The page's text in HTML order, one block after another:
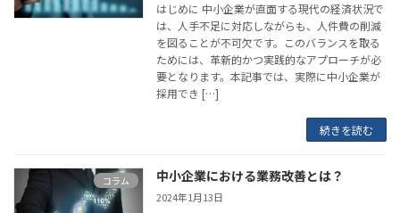
はじめに 中小企業が直面する現代の経済状況で
は、人手不足に対応しながらも、人件費の削減
を図ることが不可欠です。このバランスを取る
ためには、革新的かつ実践的なアプローチが必
要となります。本記事では、実際に中小企業が
採用でき […]
続きを読む
コラム 中小企業における業務改善とは？
2024年1月13日